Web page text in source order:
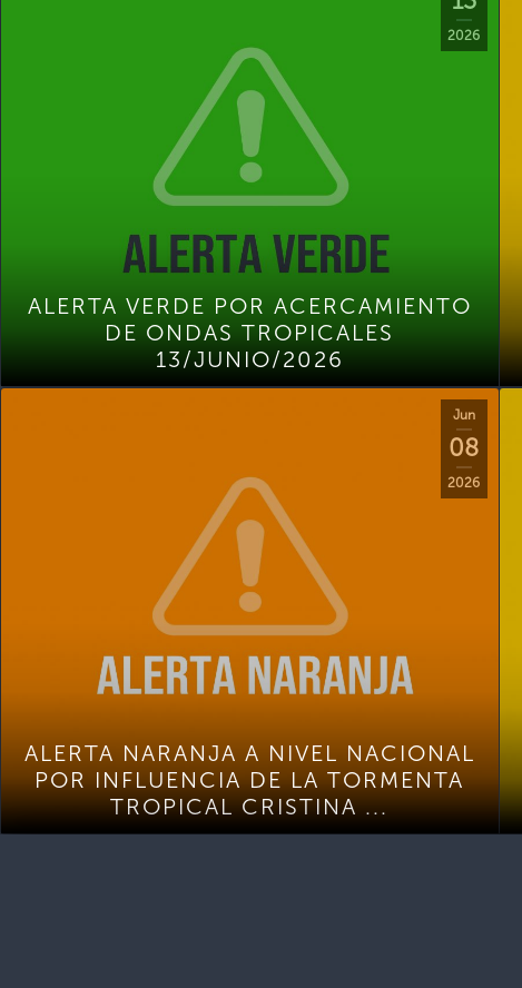
2026
ALERTA VERDE POR ACERCAMIENTO
DE ONDAS TROPICALES
13/JUNIO/2026
Jun
08
2026
ALERTA NARANJA A NIVEL NACIONAL
POR INFLUENCIA DE LA TORMENTA
TROPICAL CRISTINA ...